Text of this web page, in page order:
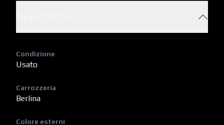
Condizione
Usato
Carrozzeria
Berlina
Colore esterni